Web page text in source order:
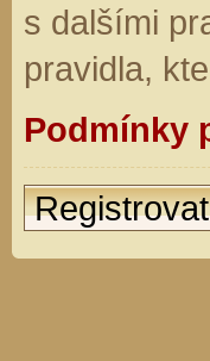
s dalšími
pravidla,
Podmínky
Registrovat